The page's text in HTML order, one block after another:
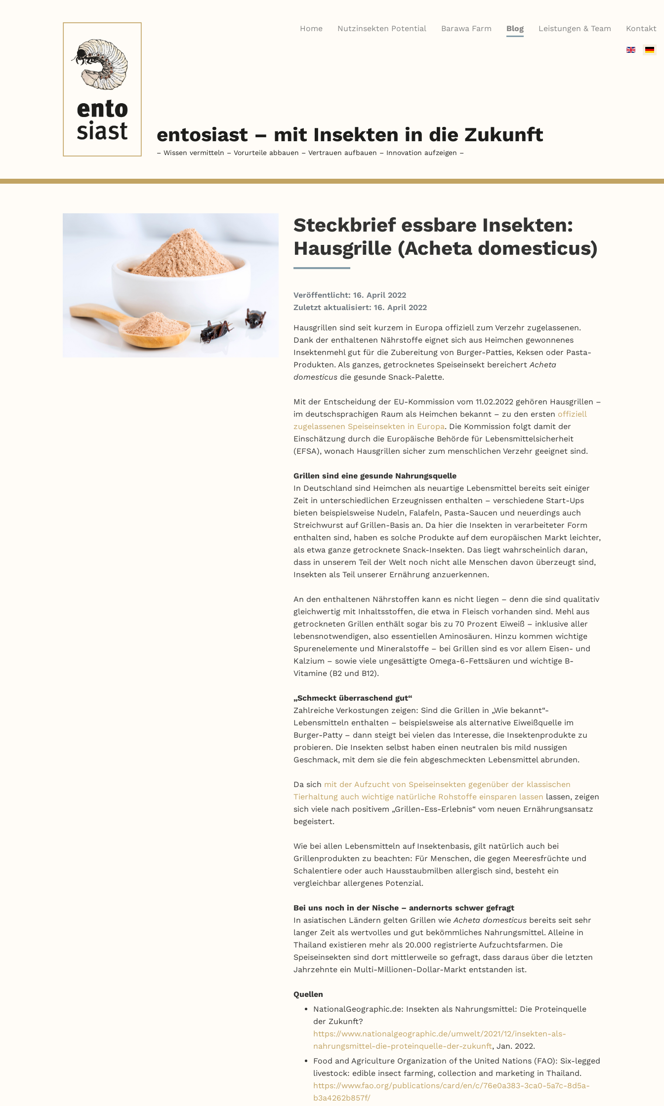
Home Nutzinsekten Potential Barawa Farm Blog Leistungen & Team Kontakt
Sprache
entosiast – mit Insekten in die Zukunft
– Wissen vermitteln – Vorurteile abbauen – Vertrauen aufbauen – Innovation aufzeigen –
Steckbrief essbare Insekten:
Hausgrille (Acheta domesticus)
Veröffentlicht: 16. April 2022
Zuletzt aktualisiert: 16. April 2022
Hausgrillen sind seit kurzem in Europa offiziell zum Verzehr zugelassenen.
Dank der enthaltenen Nährstoffe eignet sich aus Heimchen gewonnenes
Insektenmehl gut für die Zubereitung von Burger-Patties, Keksen oder Pasta-
Produkten. Als ganzes, getrocknetes Speiseinsekt bereichertAcheta
domesticusdie gesunde Snack-Palette.
Mit der Entscheidung der EU-Kommission vom 11.02.2022 gehören Hausgrillen –
im deutschsprachigen Raum als Heimchen bekannt – zu den ersten offiziell
zugelassenen Speiseinsekten in Europa. Die Kommission folgt damit der
Einschätzung durch die Europäische Behörde für Lebensmittelsicherheit
(EFSA), wonach Hausgrillen sicher zum menschlichen Verzehr geeignet sind.
Grillen sind eine gesunde Nahrungsquelle
In Deutschland sind Heimchen als neuartige Lebensmittel bereits seit einiger
Zeit in unterschiedlichen Erzeugnissen enthalten – verschiedene Start-Ups
bieten beispielsweise Nudeln, Falafeln, Pasta-Saucen und neuerdings auch
Streichwurst auf Grillen-Basis an. Da hier die Insekten in verarbeiteter Form
enthalten sind, haben es solche Produkte auf dem europäischen Markt leichter,
als etwa ganze getrocknete Snack-Insekten. Das liegt wahrscheinlich daran,
dass in unserem Teil der Welt noch nicht alle Menschen davon überzeugt sind,
Insekten als Teil unserer Ernährung anzuerkennen.
An den enthaltenen Nährstoffen kann es nicht liegen – denn die sind qualitativ
gleichwertig mit Inhaltsstoffen, die etwa in Fleisch vorhanden sind. Mehl aus
getrockneten Grillen enthält sogar bis zu 70 Prozent Eiweiß – inklusive aller
lebensnotwendigen, also essentiellen Aminosäuren. Hinzu kommen wichtige
Spurenelemente und Mineralstoffe – bei Grillen sind es vor allem Eisen- und
Kalzium – sowie viele ungesättigte Omega-6-Fettsäuren und wichtige B-
Vitamine (B2 und B12).
„Schmeckt überraschend gut“
Zahlreiche Verkostungen zeigen: Sind die Grillen in „Wie bekannt“-
Lebensmitteln enthalten – beispielsweise als alternative Eiweißquelle im
Burger-Patty – dann steigt bei vielen das Interesse, die Insektenprodukte zu
probieren. Die Insekten selbst haben einen neutralen bis mild nussigen
Geschmack, mit dem sie die fein abgeschmeckten Lebensmittel abrunden.
Da sich mit der Aufzucht von Speiseinsekten gegenüber der klassischen
Tierhaltung auch wichtige natürliche Rohstoffe einsparen lassen lassen, zeigen
sich viele nach positivem „Grillen-Ess-Erlebnis“ vom neuen Ernährungsansatz
begeistert.
Wie bei allen Lebensmitteln auf Insektenbasis, gilt natürlich auch bei
Grillenprodukten zu beachten: Für Menschen, die gegen Meeresfrüchte und
Schalentiere oder auch Hausstaubmilben allergisch sind, besteht ein
vergleichbar allergenes Potenzial.
Bei uns noch in der Nische – andernorts schwer gefragt
In asiatischen Ländern gelten Grillen wieAcheta domesticusbereits seit sehr
langer Zeit als wertvolles und gut bekömmliches Nahrungsmittel. Alleine in
Thailand existieren mehr als 20.000 registrierte Aufzuchtsfarmen. Die
Speiseinsekten sind dort mittlerweile so gefragt, dass daraus über die letzten
Jahrzehnte ein Multi-Millionen-Dollar-Markt entstanden ist.
Quellen
NationalGeographic.de: Insekten als Nahrungsmittel: Die Proteinquelle
der Zukunft?
https://www.nationalgeographic.de/umwelt/2021/12/insekten-als-
nahrungsmittel-die-proteinquelle-der-zukunft, Jan. 2022.
Food and Agriculture Organization of the United Nations (FAO): Six-legged
livestock: edible insect farming, collection and marketing in Thailand.
https://www.fao.org/publications/card/en/c/76e0a383-3ca0-5a7c-8d5a-
b3a4262b857f/